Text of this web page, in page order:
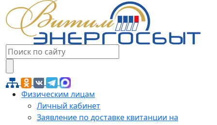
Физическим лицам
Личный кабинет
Заявление по доставке квитанции на